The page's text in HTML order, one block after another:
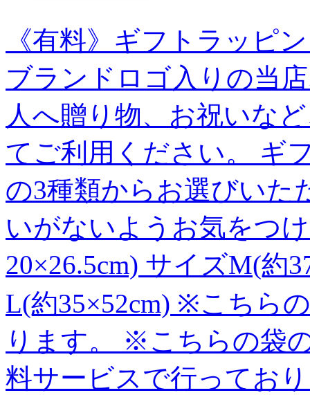
《有料》ギフトラッピ
ブランドロゴ入りの当
人へ贈り物、お祝いな
てご利用ください。 ギ
の3種類からお選びいた
いがないようお気をつ
20×26.5cm) サイズM(約
L(約35×52cm) ※こちら
ります。 ※こちらの袋
料サービスで行ってお